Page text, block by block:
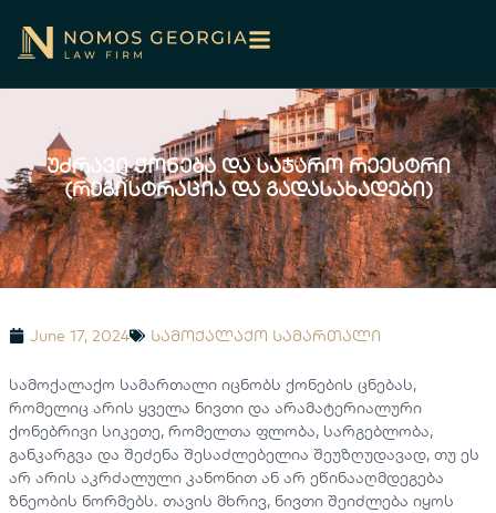
უძრავი ქონება და საჯარო რეესტრი
(რეგისტრაცია და გადასახადები)
June 17, 2024 სამოქალაქო სამართალი
სამოქალაქო სამართალი იცნობს ქონების ცნებას,
რომელიც არის ყველა ნივთი და არამატერიალური
ქონებრივი სიკეთე, რომელთა ფლობა, სარგებლობა,
განკარგვა და შეძენა შესაძლებელია შეუზღუდავად, თუ ეს
არ არის აკრძალული კანონით ან არ ეწინააღმდეგება
ზნეობის ნორმებს. თავის მხრივ, ნივთი შეიძლება იყოს